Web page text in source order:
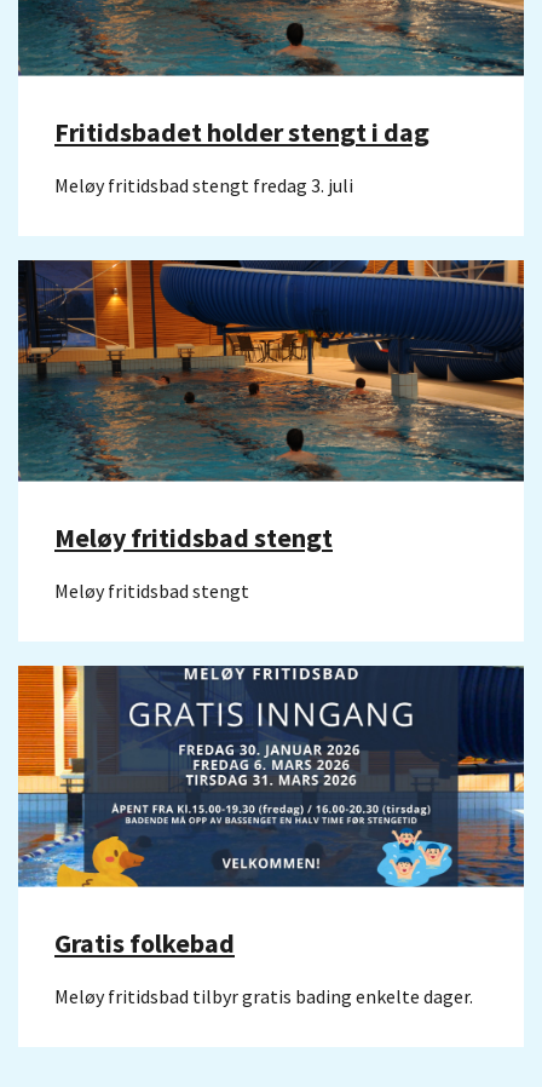
Fritidsbadet holder stengt i dag
Meløy fritidsbad stengt fredag 3. juli
Meløy fritidsbad stengt
Meløy fritidsbad stengt
Gratis folkebad
Meløy fritidsbad tilbyr gratis bading enkelte dager.